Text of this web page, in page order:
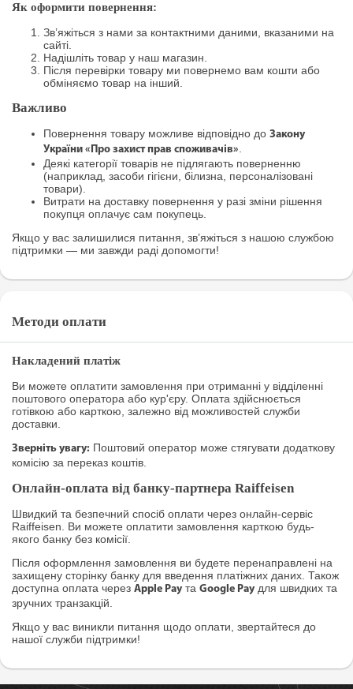
Як оформити повернення:
Зв’яжіться з нами за контактними даними, вказаними на
сайті.
Надішліть товар у наш магазин.
Після перевірки товару ми повернемо вам кошти або
обміняємо товар на інший.
Важливо
Повернення товару можливе відповідно до Закону
України «Про захист прав споживачів».
Деякі категорії товарів не підлягають поверненню
(наприклад, засоби гігієни, білизна, персоналізовані
товари).
Витрати на доставку повернення у разі зміни рішення
покупця оплачує сам покупець.
Якщо у вас залишилися питання, зв’яжіться з нашою службою
підтримки — ми завжди раді допомогти!
Методи оплати
Накладений платіж
Ви можете оплатити замовлення при отриманні у відділенні
поштового оператора або кур'єру. Оплата здійснюється
готівкою або карткою, залежно від можливостей служби
доставки.
Зверніть увагу: Поштовий оператор може стягувати додаткову
комісію за переказ коштів.
Онлайн-оплата від банку-партнера Raiffeisen
Швидкий та безпечний спосіб оплати через онлайн-сервіс
Raiffeisen. Ви можете оплатити замовлення карткою будь-
якого банку без комісії.
Після оформлення замовлення ви будете перенаправлені на
захищену сторінку банку для введення платіжних даних. Також
доступна оплата через Apple Pay та Google Pay для швидких та
зручних транзакцій.
Якщо у вас виникли питання щодо оплати, звертайтеся до
нашої служби підтримки!